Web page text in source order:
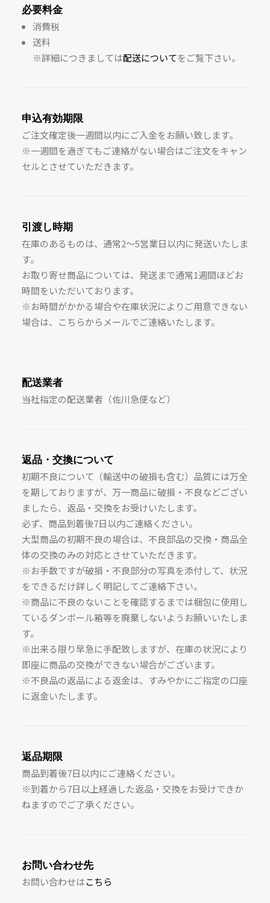
必要料金
消費税
送料
※詳細につきましては配送についてをご覧下さい。
申込有効期限
ご注文確定後一週間以内にご入金をお願い致します。
※一週間を過ぎてもご連絡がない場合はご注文をキャン
セルとさせていただきます。
引渡し時期
在庫のあるものは、通常2〜5営業日以内に発送いたしま
す。
お取り寄せ商品については、発送まで通常1週間ほどお
時間をいただいております。
※お時間がかかる場合や在庫状況によりご用意できない
場合は、こちらからメールでご連絡いたします。
配送業者
当社指定の配送業者（佐川急便など）
返品・交換について
初期不良について（輸送中の破損も含む）品質には万全
を期しておりますが、万一商品に破損・不良などござい
ましたら、返品・交換をお受けいたします。
必ず、商品到着後7日以内ご連絡ください。
大型商品の初期不良の場合は、不良部品の交換・商品全
体の交換のみの対応とさせていただきます。
※お手数ですが破損・不良部分の写真を添付して、状況
をできるだけ詳しく明記してご連絡下さい。
※商品に不良のないことを確認するまでは梱包に使用し
ているダンボール箱等を廃棄しないようお願いいたしま
す。
※出来る限り早急に手配致しますが、在庫の状況により
即座に商品の交換ができない場合がございます。
※不良品の返品による返金は、すみやかにご指定の口座
に返金いたします。
返品期限
商品到着後7日以内にご連絡ください。
※到着から7日以上経過した返品・交換をお受けできか
ねますのでご了承ください。
お問い合わせ先
お問い合わせはこちら